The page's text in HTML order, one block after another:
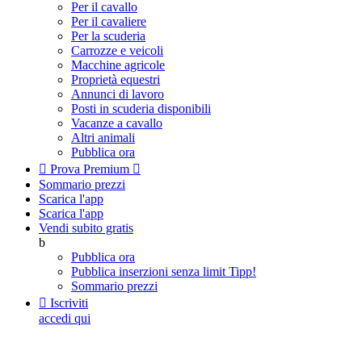
Per il cavallo
Per il cavaliere
Per la scuderia
Carrozze e veicoli
Macchine agricole
Proprietà equestri
Annunci di lavoro
Posti in scuderia disponibili
Vacanze a cavallo
Altri animali
Pubblica ora
 Prova Premium 
Sommario prezzi
Scarica l'app
Scarica l'app
Vendi subito gratis
b
Pubblica ora
Pubblica inserzioni senza limit Tipp!
Sommario prezzi
 Iscriviti
accedi qui